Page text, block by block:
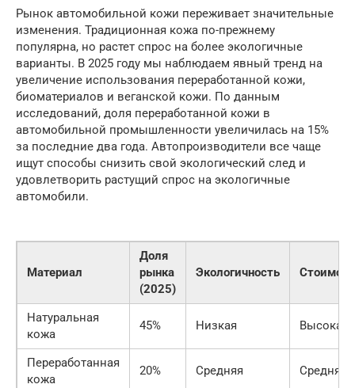
Рынок автомобильной кожи переживает значительные
изменения. Традиционная кожа по-прежнему
популярна, но растет спрос на более экологичные
варианты. В 2025 году мы наблюдаем явный тренд на
увеличение использования переработанной кожи,
биоматериалов и веганской кожи. По данным
исследований, доля переработанной кожи в
автомобильной промышленности увеличилась на 15%
за последние два года. Автопроизводители все чаще
ищут способы снизить свой экологический след и
удовлетворить растущий спрос на экологичные
автомобили.
Материал
Доля
рынка
(2025)
Экологичность
Натуральная
кожа
45% Низкая Высокая
Переработанная
кожа
20% Средняя Средняя